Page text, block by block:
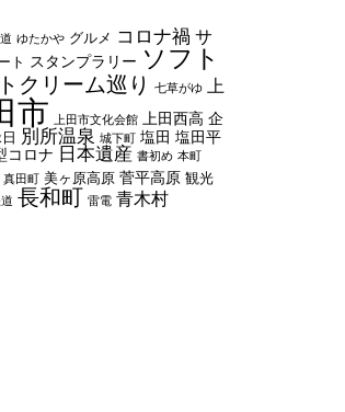
ゆたかや グルメ コロナ禍 サ
ト スタンプラリー ソフト
クリーム巡り 七草がゆ
上
市 上田市文化会館 上田西高 企
別所温泉 城下町 塩田 塩田平
コロナ 日本遺産 書初め 本町
真田町 美ヶ原高原 菅平高原 観光
長和町 雷電 青木村